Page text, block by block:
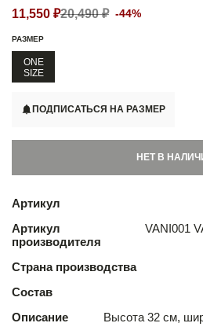
11,550 ₽20,490 ₽ -44%
РАЗМЕР
ONE
SIZE
ПОДПИСАТЬСЯ НА РАЗМЕР
НЕТ В
Артикул
Артикул
производителя
VANI001
Страна производства
Состав
Описание
Высота 32 см,